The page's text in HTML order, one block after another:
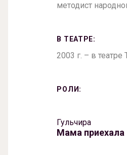
методист
В ТЕАТРЕ:
2003 г. – в театре
РОЛИ:
Гульчира
Мама приехала